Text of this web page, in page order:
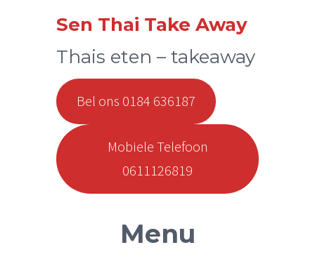
Sen Thai Take Away
Thais eten – takeaway
Bel ons 0184 636187
Mobiele Telefoon
0611126819
Menu